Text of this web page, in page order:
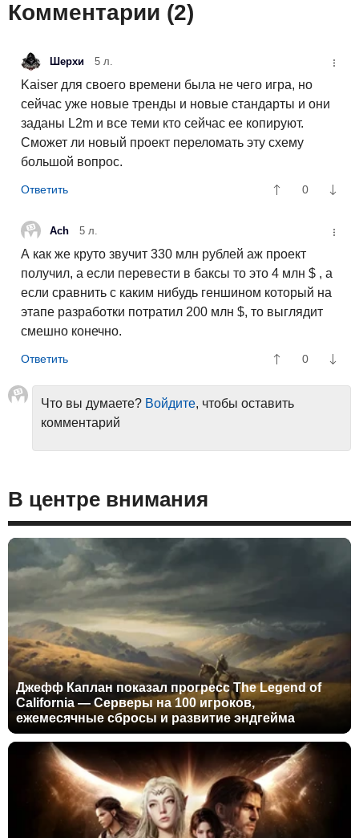
Комментарии (2)
Шерхи 5 л.
Kaiser для своего времени была не чего игра, но
сейчас уже новые тренды и новые стандарты и они
заданы L2m и все теми кто сейчас ее копируют.
Сможет ли новый проект переломать эту схему
большой вопрос.
0
Ach 5 л.
А как же круто звучит 330 млн рублей аж проект
получил, а если перевести в баксы то это 4 млн $ , а
если сравнить с каким нибудь геншином который на
этапе разработки потратил 200 млн $, то выглядит
смешно конечно.
0
Что вы думаете? Войдите, чтобы оставить
комментарий
В центре внимания
Джефф Каплан показал прогресс The Legend of
California — Серверы на 100 игроков,
ежемесячные сбросы и развитие эндгейма